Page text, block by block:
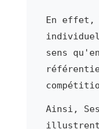
En effet,
sens
Ainsi,